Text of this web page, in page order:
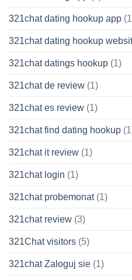
321chat dating hookup app
321chat dating hookup
321chat datings hookup (1)
321chat de review (1)
321chat es review (1)
321chat find dating hookup
321chat it review (1)
321chat login (1)
321chat probemonat(1)
321chat review (3)
321Chat visitors (5)
321chat Zaloguj sie (1)